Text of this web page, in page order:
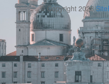
© Copyright 2026